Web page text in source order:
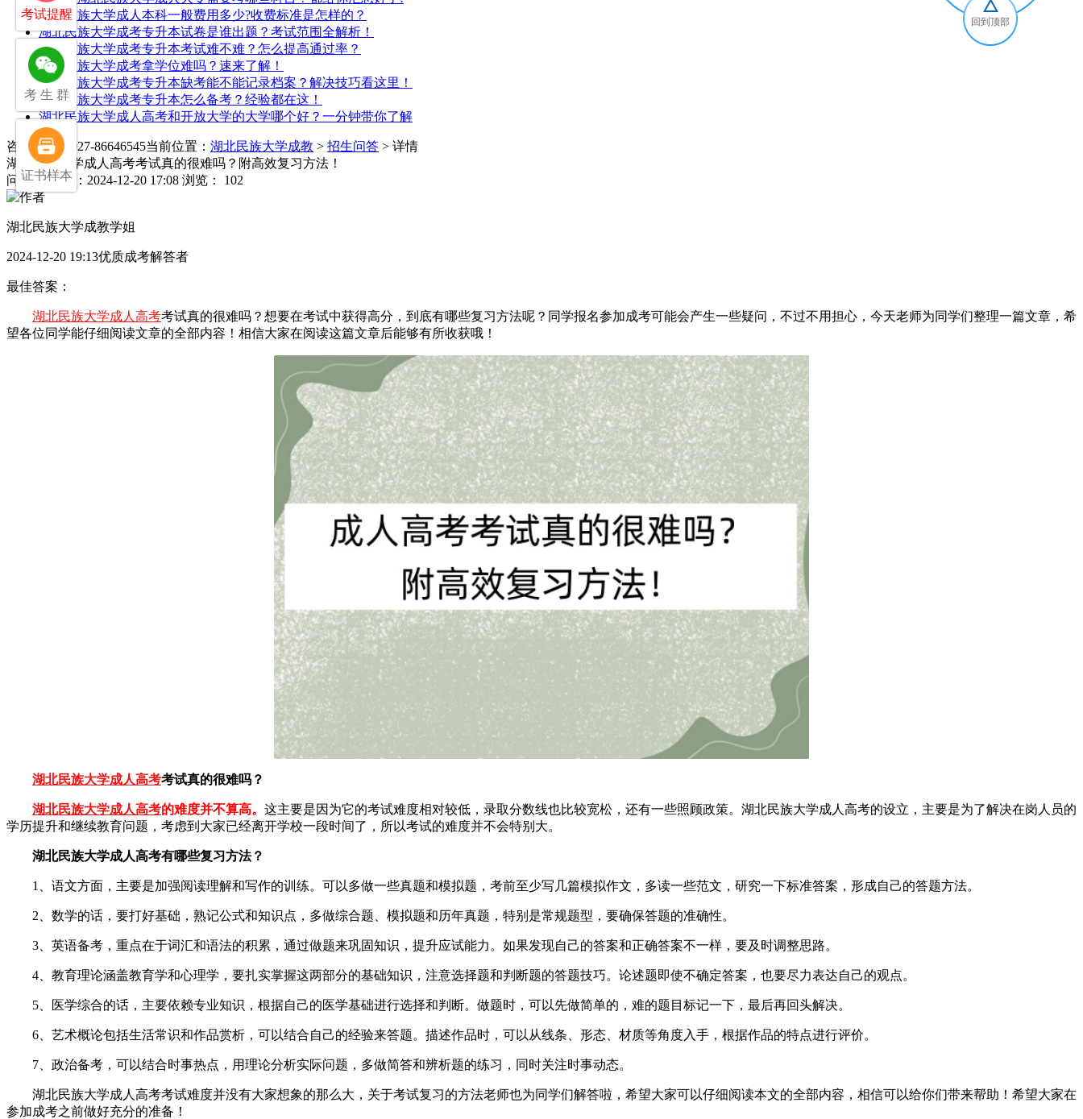
湖北民族大学成人本科一般费用多少?收费标准是怎样的？
湖北民族大学成考专升本试卷是谁出题？考试范围全解析！
湖北民族大学成考专升本考试难不难？怎么提高通过率？
湖北民族大学成考拿学位难吗？速来了解！
湖北民族大学成考专升本缺考能不能记录档案？解决技巧看这里！
湖北民族大学成考专升本怎么备考？经验都在这！
湖北民族大学成人高考和开放大学的大学哪个好？一分钟带你了解
咨询电话：027-86646545当前位置： 湖北民族大学成教 > 招生问答 > 详情
湖北民族大学成人高考考试真的很难吗？附高效复习方法！
问 发布日期：2024-12-20 17:08 浏览： 102
湖北民族大学成教学姐
2024-12-20 19:13优质成考解答者
最佳答案：
湖北民族大学成人高考考试真的很难吗？想要在考试中获得高分，到底有哪些复习方法呢？同学报名参加成考可能会产生一些疑问，不过不用担心，今天老师为同学们整理一篇文章，希
望各位同学能仔细阅读文章的全部内容！相信大家在阅读这篇文章后能够有所收获哦！
湖北民族大学成人高考考试真的很难吗？
湖北民族大学成人高考的难度并不算高。 这主要是因为它的考试难度相对较低，录取分数线也比较宽松，还有一些照顾政策。湖北民族大学成人高考的设立，主要是为了解决在岗人员的
学历提升和继续教育问题，考虑到大家已经离开学校一段时间了，所以考试的难度并不会特别大。
湖北民族大学成人高考有哪些复习方法？
1、语文方面，主要是加强阅读理解和写作的训练。可以多做一些真题和模拟题，考前至少写几篇模拟作文，多读一些范文，研究一下标准答案，形成自己的答题方法。
2、数学的话，要打好基础，熟记公式和知识点，多做综合题、模拟题和历年真题，特别是常规题型，要确保答题的准确性。
3、英语备考，重点在于词汇和语法的积累，通过做题来巩固知识，提升应试能力。如果发现自己的答案和正确答案不一样，要及时调整思路。
4、教育理论涵盖教育学和心理学，要扎实掌握这两部分的基础知识，注意选择题和判断题的答题技巧。论述题即使不确定答案，也要尽力表达自己的观点。
5、医学综合的话，主要依赖专业知识，根据自己的医学基础进行选择和判断。做题时，可以先做简单的，难的题目标记一下，最后再回头解决。
6、艺术概论包括生活常识和作品赏析，可以结合自己的经验来答题。描述作品时，可以从线条、形态、材质等角度入手，根据作品的特点进行评价。
7、政治备考，可以结合时事热点，用理论分析实际问题，多做简答和辨析题的练习，同时关注时事动态。
湖北民族大学成人高考考试难度并没有大家想象的那么大，关于考试复习的方法老师也为同学们解答啦，希望大家可以仔细阅读本文的全部内容，相信可以给你们带来帮助！希望大家在
参加成考之前做好充分的准备！
考试提醒
考 生 群
证书样本
回到顶部